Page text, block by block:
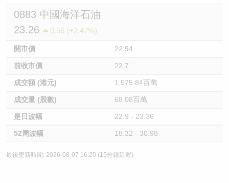
0883 中國海洋石油
23.26
0.56 (+2.47%)
開市價 22.94
前收市價 22.7
成交額 (港元) 1,575.84百萬
成交量 (股數) 68.08百萬
是日波幅 22.9 - 23.36
52周波幅 18.32 - 30.98
最後更新時間: 2026-08-07 16:20 (15分鐘延遲)